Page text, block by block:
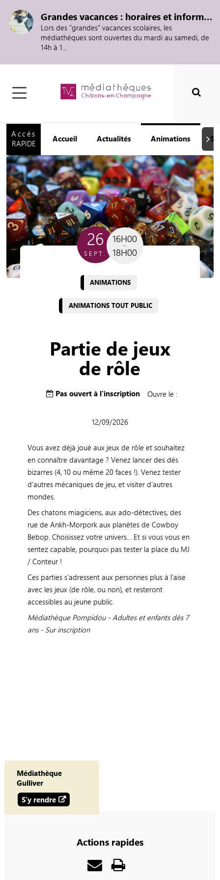
Grandes vacances : horaires et informations
Lors des "grandes" vacances scolaires, les
médiathèques sont ouvertes du mardi au samedi, de
14h à 1...
Accès
RAPIDE
Accueil Actualités Animations
26
SEPT.
16H00
18H00
ANIMATIONS
ANIMATIONS TOUT PUBLIC
Partie de jeux
de rôle
Pas ouvert à l'inscription Ouvre le :
12/09/2026
Vous avez déjà joué aux jeux de rôle et souhaitez
en connaître davantage ? Venez lancer des dés
bizarres (4, 10 ou même 20 faces !). Venez tester
d’autres mécaniques de jeu, et visiter d’autres
mondes.
Des chatons miagiciens, aux ado-détectives, des
rue de Ankh-Morpork aux planètes de Cowboy
Bebop. Choisissez votre univers… Et si vous vous en
sentez capable, pourquoi pas tester la place du MJ
/ Conteur !
Ces parties s’adressent aux personnes plus à l’aise
avec les jeux (de rôle, ou non), et resteront
accessibles au jeune public.
Médiathèque Pompidou -Adultes et enfants dès 7
ans - Sur inscription
Médiathèque
Gulliver
S'y rendre
Actions rapides